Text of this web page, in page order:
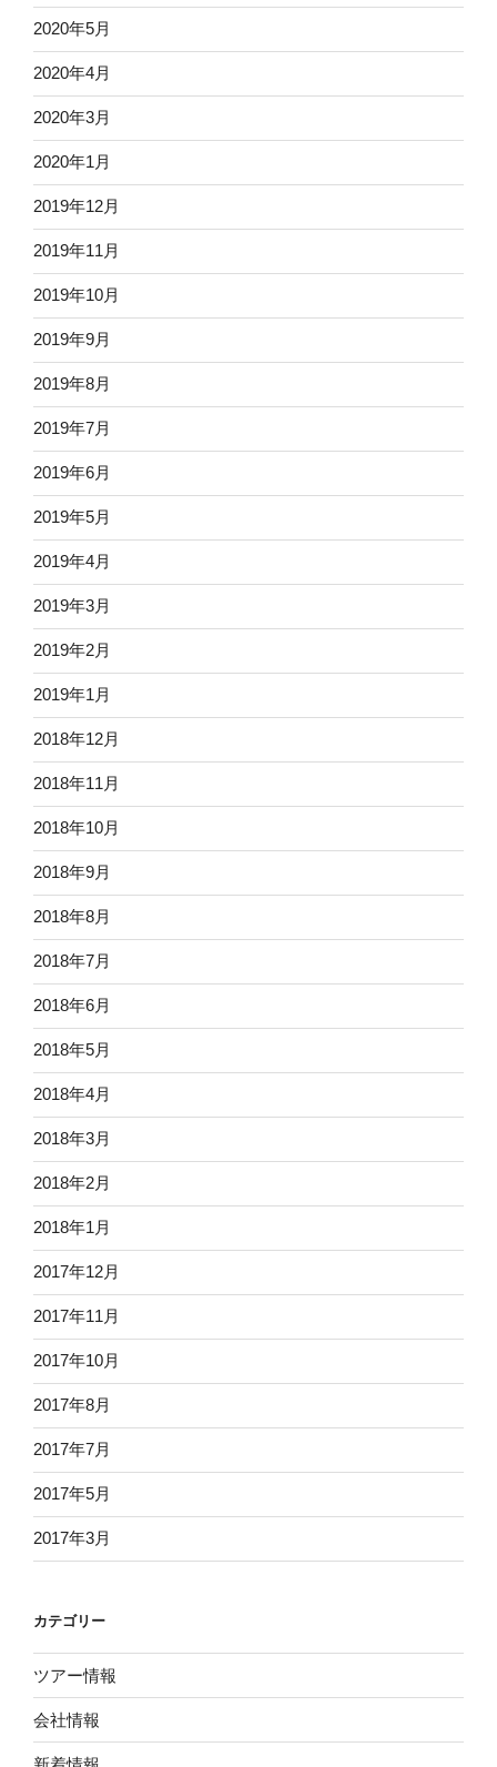
2020年5月
2020年4月
2020年3月
2020年1月
2019年12月
2019年11月
2019年10月
2019年9月
2019年8月
2019年7月
2019年6月
2019年5月
2019年4月
2019年3月
2019年2月
2019年1月
2018年12月
2018年11月
2018年10月
2018年9月
2018年8月
2018年7月
2018年6月
2018年5月
2018年4月
2018年3月
2018年2月
2018年1月
2017年12月
2017年11月
2017年10月
2017年8月
2017年7月
2017年5月
2017年3月
カテゴリー
ツアー情報
会社情報